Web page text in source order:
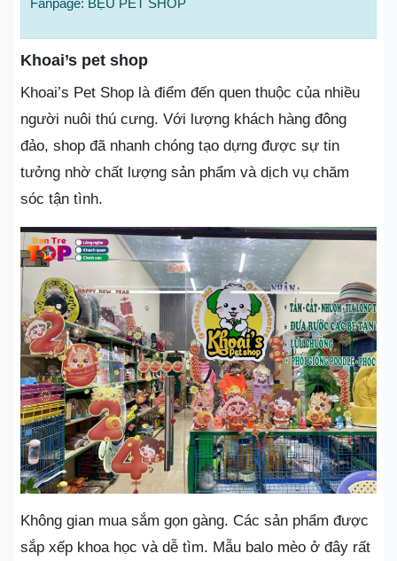
Khoai’s pet shop
Khoai’s Pet Shop là điểm đến quen thuộc của nhiều
người nuôi thú cưng. Với lượng khách hàng đông
đảo, shop đã nhanh chóng tạo dựng được sự tin
tưởng nhờ chất lượng sản phẩm và dịch vụ chăm
sóc tận tình.
Không gian mua sắm gọn gàng. Các sản phẩm được
sắp xếp khoa học và dễ tìm. Mẫu balo mèo ở đây rất